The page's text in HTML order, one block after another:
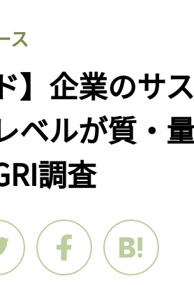
ス
】企業のサ
ベルが質・
調査